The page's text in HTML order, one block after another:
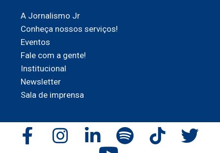
A Jornalismo Jr
Conheça nossos serviços!
Eventos
Fale com a gente!
Institucional
Newsletter
Sala de imprensa